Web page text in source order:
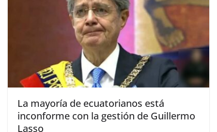
La mayoría de ecuatorianos está
inconforme con la gestión de Guillermo
Lasso